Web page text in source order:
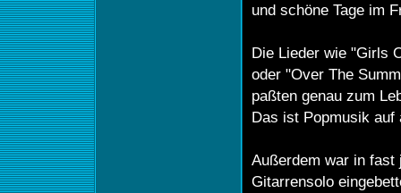
und schöne Tage im
Die Lieder wie "Girls
oder "Over The
paßten genau zum
Das ist Popmusik auf
Außerdem war in fast
Gitarrensolo